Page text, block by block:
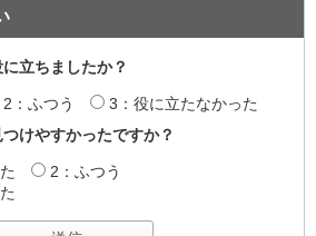
立ちましたか？
2：ふつう
3：役に立たなかった
けやすかったですか？
2：ふつう